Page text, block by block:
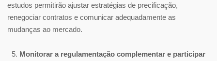
estudos permitirão ajustar estratégias de precificação,
renegociar contratos e comunicar adequadamente as
mudanças ao mercado.
Monitorar a regulamentação complementar e participar